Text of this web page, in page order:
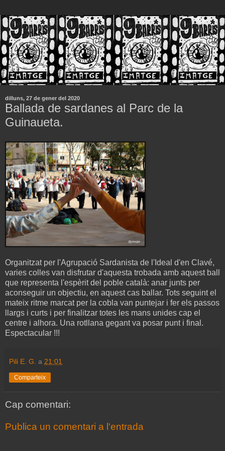
dilluns, 27 de gener del 2020
Ballada de sardanes al Parc de la
Guinaueta.
Organitzat per l'Agrupació Sardanista de l'Ideal d'en Clavé,
varies colles van disfrutar d'aquesta trobada amb aquest ball
que representa l'espèrit del poble català: anar junts per
aconseguir un objectiu, en aquest cas ballar. Tots seguint el
mateix ritme marcat per la cobla van puntejar i fer els passos
llargs i curts i per finalitzar totes les mans unides cap el
centre i alhora. Una rotllana gegant va posar punt i final.
Espectacular !!!
Pili E. G. a 21:01
Comparteix
Cap comentari:
Publica un comentari a l'entrada